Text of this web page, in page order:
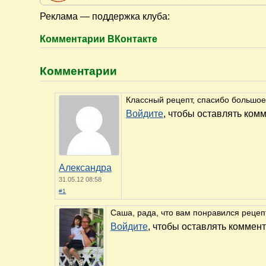
Реклама — поддержка клуба:
Комментарии ВКонтакте
Комментарии
Александра
31.05.12 08:58
#1
Классный рецепт, спасибо
Войдите, чтобы оставлять
Саша, рада, что вам понравился
Войдите, чтобы оставлять